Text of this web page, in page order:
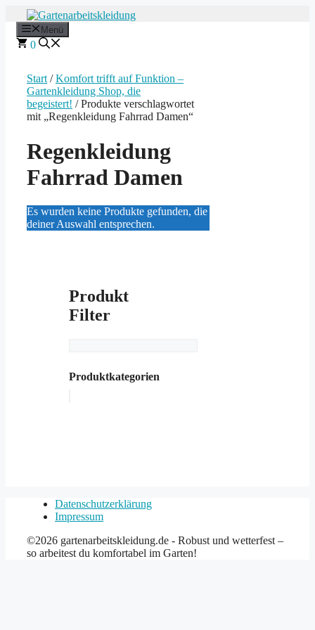
Inhalt
springen
Menü
0
Start /Komfort trifft auf Funktion –
Gartenkleidung Shop, die
begeistert! / Produkte verschlagwortet
mit „Regenkleidung Fahrrad Damen“
Regenkleidung
Fahrrad Damen
Es wurden keine Produkte gefunden, die
deiner Auswahl entsprechen.
Produkt
Filter
Produktkategorien
Datenschutzerklärung
Impressum
©2026 gartenarbeitskleidung.de - Robust und wetterfest –
so arbeitest du komfortabel im Garten!